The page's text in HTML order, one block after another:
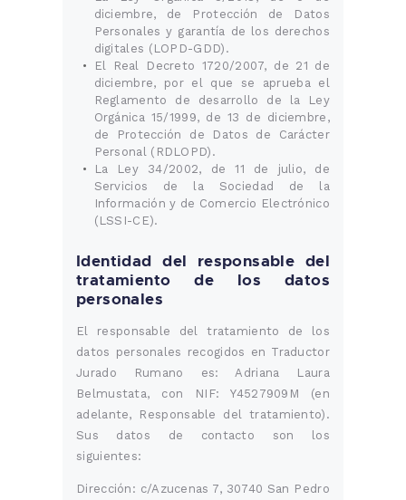
diciembre, de Protección de Datos
Personales y garantía de los derechos
digitales (LOPD-GDD).
El Real Decreto 1720/2007, de 21 de
diciembre, por el que se aprueba el
Reglamento de desarrollo de la Ley
Orgánica 15/1999, de 13 de diciembre,
de Protección de Datos de Carácter
Personal (RDLOPD).
La Ley 34/2002, de 11 de julio, de
Servicios de la Sociedad de la
Información y de Comercio Electrónico
(LSSI-CE).
Identidad del responsable del
tratamiento de los datos
personales
El responsable del tratamiento de los
datos personales recogidos en Traductor
Jurado Rumano es: Adriana Laura
Belmustata, con NIF: Y4527909M (en
adelante, Responsable del tratamiento).
Sus datos de contacto son los
siguientes:
Dirección: c/Azucenas 7, 30740 San Pedro